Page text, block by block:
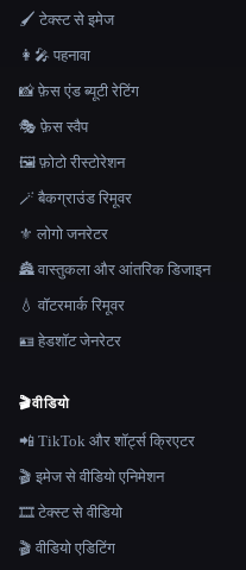
🖌️ टेक्स्ट से इमेज
👩‍🎤 पहनावा
📸 फ़ेस एंड ब्यूटी रेटिंग
🎭 फ़ेस स्वैप
🖼️ फ़ोटो रीस्टोरेशन
🪄 बैकग्राउंड रिमूवर
⚜️ लोगो जनरेटर
🏯 वास्तुकला और आंतरिक डिजाइन
💧 वॉटरमार्क रिमूवर
🪪 हेडशॉट जेनरेटर
🎬वीडियो
📲 TikTok और शॉर्ट्स क्रिएटर
🎬 इमेज से वीडियो एनिमेशन
🎞️ टेक्स्ट से वीडियो
🎬 वीडियो एडिटिंग